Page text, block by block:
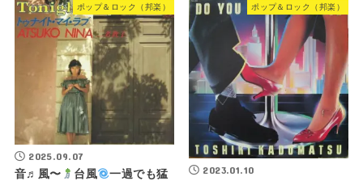
ポップ＆ロック（邦楽）
2025.09.07
音♬風〜
台風
一過でも猛
ポップ＆ロック（邦楽）
2023.01.10